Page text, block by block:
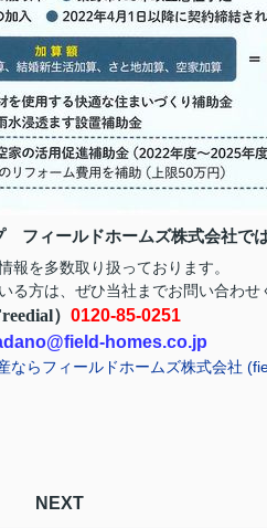
フィールドホームズ株式会社で
報を多数取り扱っております。
る方は、ぜひ当社までお問い合わせ
） 0120-85-0251
homes.co.jp
ならフィールドホームズ株式会社
NEXT